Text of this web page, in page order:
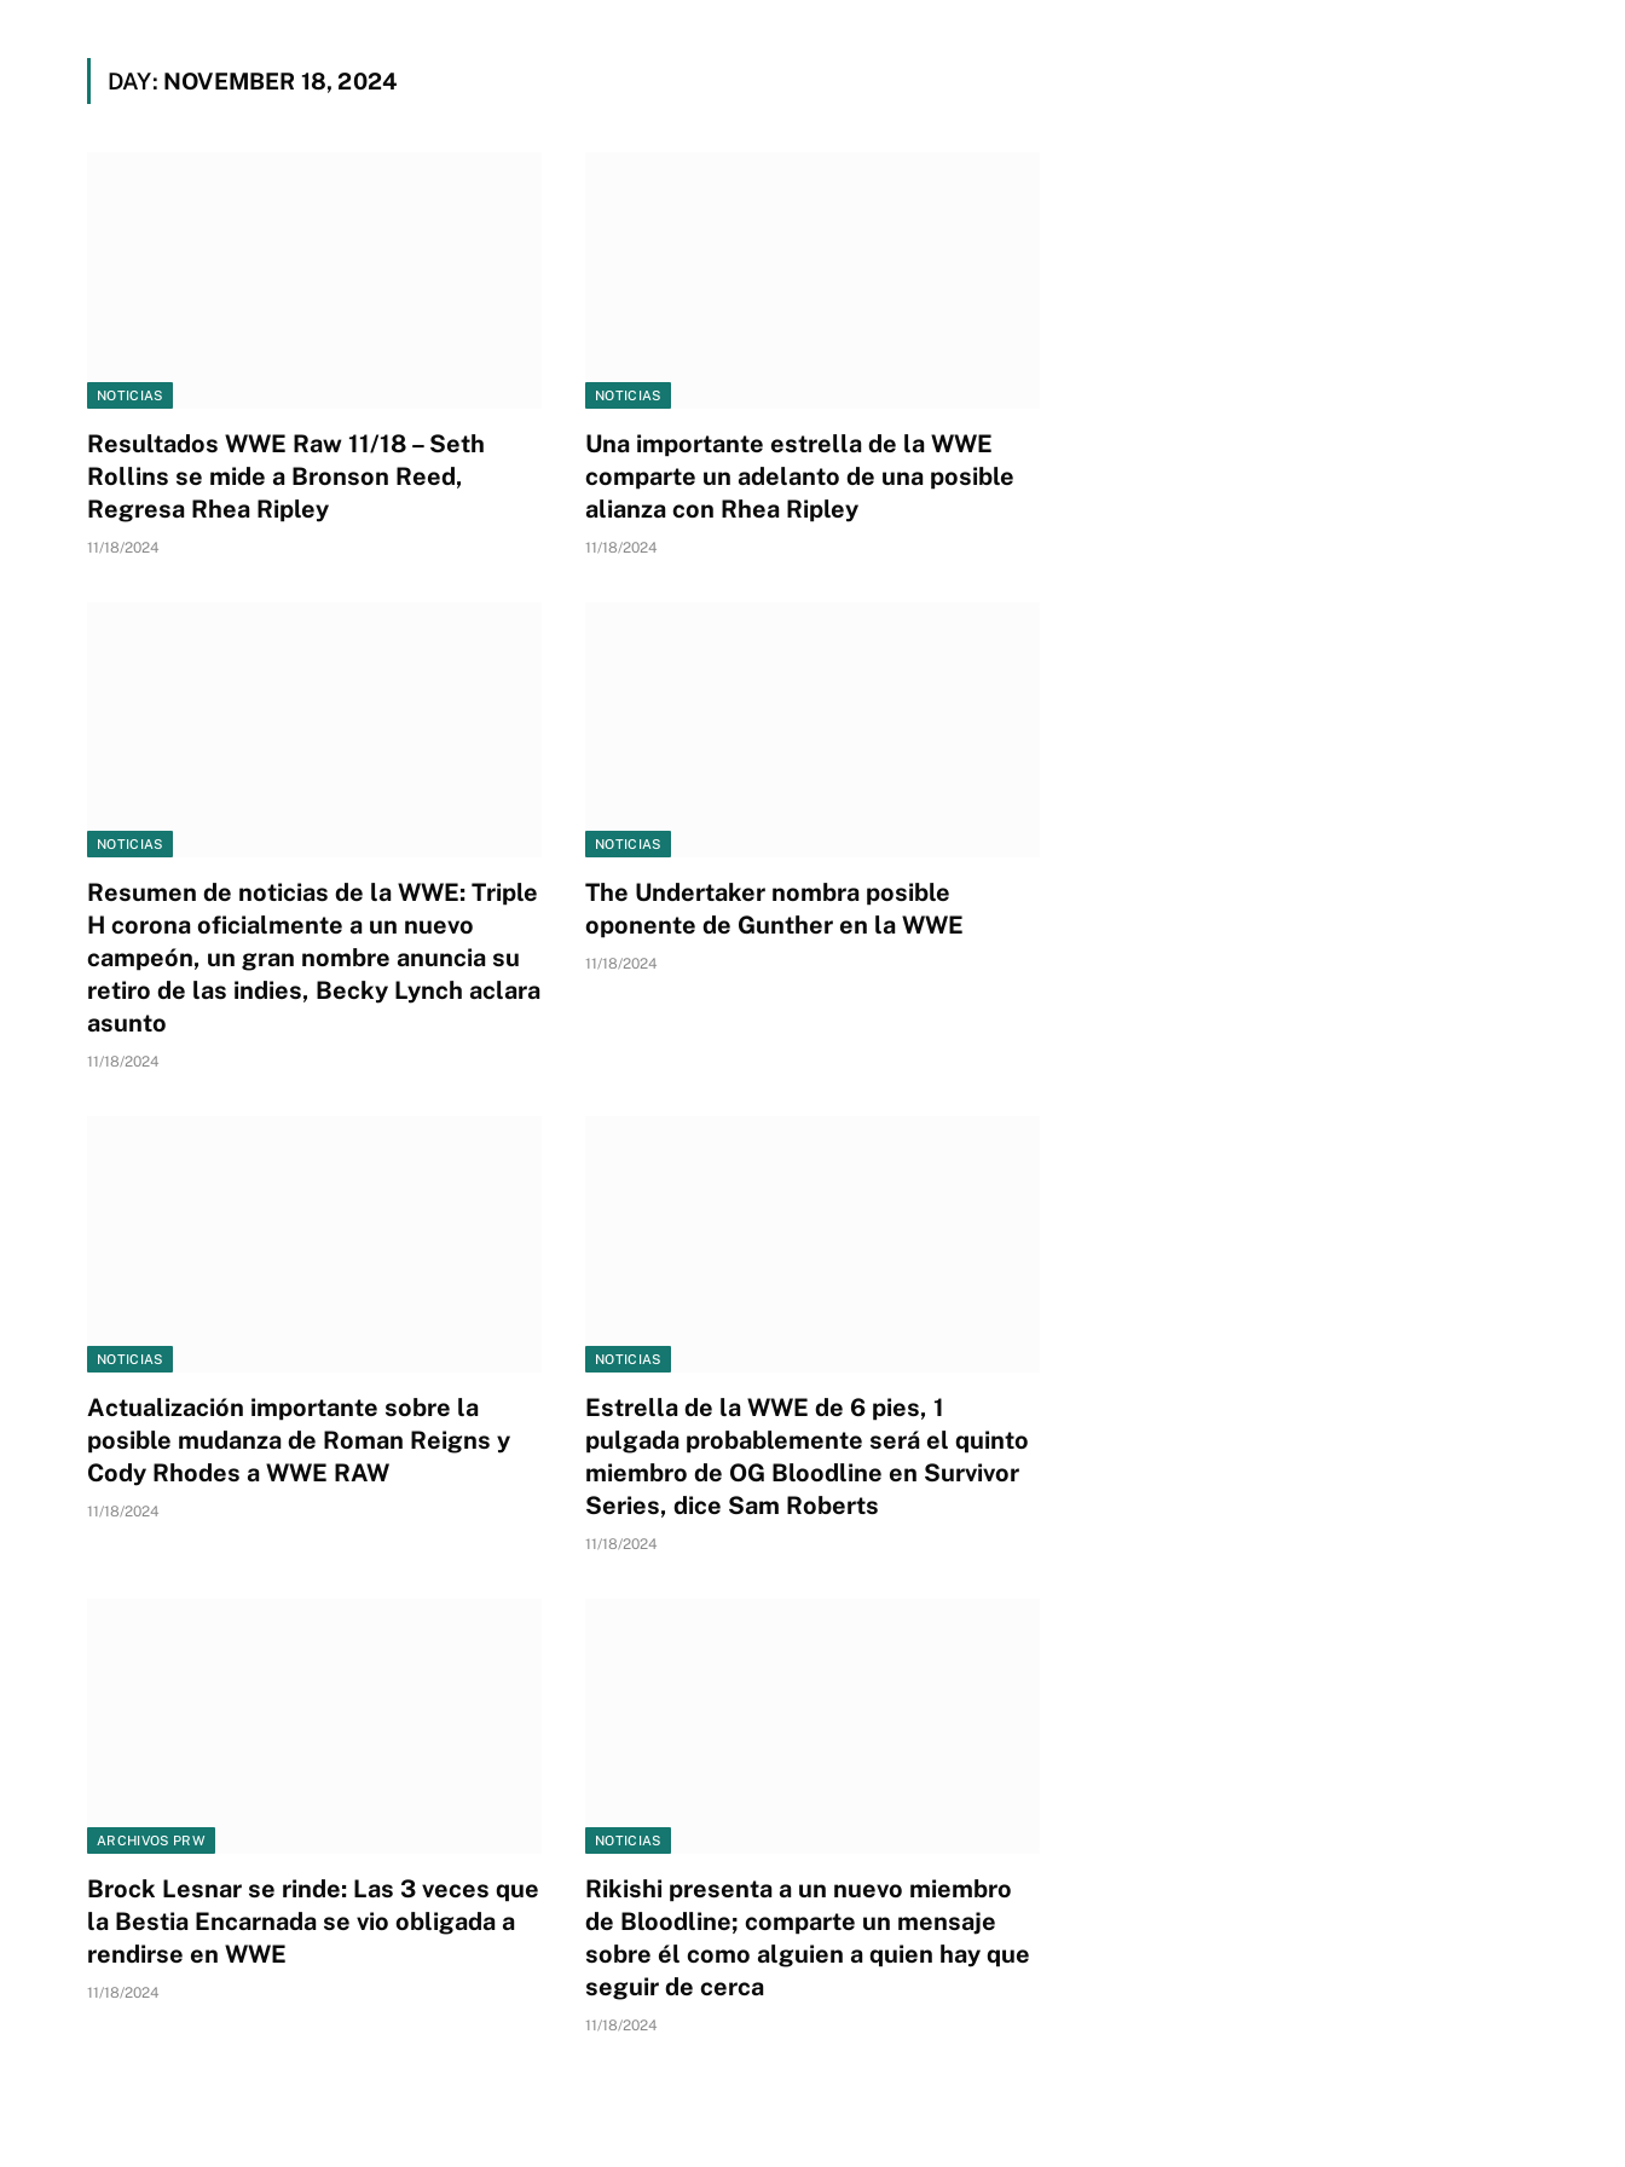
DAY: NOVEMBER 18, 2024
NOTICIAS
Resultados WWE Raw 11/18 – Seth
Rollins se mide a Bronson Reed,
Regresa Rhea Ripley
11/18/2024
NOTICIAS
Una importante estrella de la WWE
comparte un adelanto de una posible
alianza con Rhea Ripley
11/18/2024
NOTICIAS
Resumen de noticias de la WWE: Triple
H corona oficialmente a un nuevo
campeón, un gran nombre anuncia su
retiro de las indies, Becky Lynch aclara
asunto
11/18/2024
NOTICIAS
The Undertaker nombra posible
oponente de Gunther en la WWE
11/18/2024
NOTICIAS
Actualización importante sobre la
posible mudanza de Roman Reigns y
Cody Rhodes a WWE RAW
11/18/2024
NOTICIAS
Estrella de la WWE de 6 pies, 1
pulgada probablemente será el quinto
miembro de OG Bloodline en Survivor
Series, dice Sam Roberts
11/18/2024
ARCHIVOS PRW
Brock Lesnar se rinde: Las 3 veces que
la Bestia Encarnada se vio obligada a
rendirse en WWE
11/18/2024
NOTICIAS
Rikishi presenta a un nuevo miembro
de Bloodline; comparte un mensaje
sobre él como alguien a quien hay que
seguir de cerca
11/18/2024